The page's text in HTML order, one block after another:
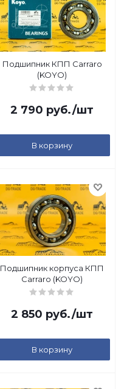
Подшипник КПП Carraro
(KOYO)
2 790 руб./шт
В корзину
Подшипник корпуса КПП
Carraro (KOYO)
2 850 руб./шт
В корзину